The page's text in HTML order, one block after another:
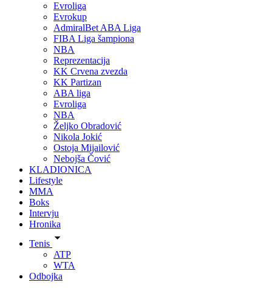
Evroliga
Evrokup
AdmiralBet ABA Liga
FIBA Liga šampiona
NBA
Reprezentacija
KK Crvena zvezda
KK Partizan
ABA liga
Evroliga
NBA
Željko Obradović
Nikola Jokić
Ostoja Mijailović
Nebojša Čović
KLADIONICA
Lifestyle
MMA
Boks
Intervju
Hronika
Tenis
ATP
WTA
Odbojka